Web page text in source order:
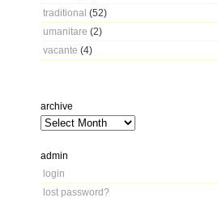
traditional (52)
umanitare (2)
vacante (4)
archive
admin
login
lost password?